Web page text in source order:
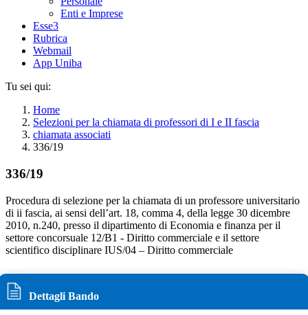
Enti e Imprese
Esse3
Rubrica
Webmail
App Uniba
Tu sei qui:
Home
Selezioni per la chiamata di professori di I e II fascia
chiamata associati
336/19
336/19
Procedura di selezione per la chiamata di un professore universitario
di ii fascia, ai sensi dell’art. 18, comma 4, della legge 30 dicembre
2010, n.240, presso il dipartimento di Economia e finanza per il
settore concorsuale 12/B1 - Diritto commerciale e il settore
scientifico disciplinare IUS/04 – Diritto commerciale
Dettagli Bando